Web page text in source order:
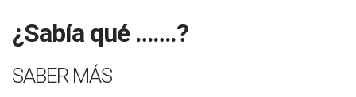
¿Sabía qué …….?
SABER MÁS